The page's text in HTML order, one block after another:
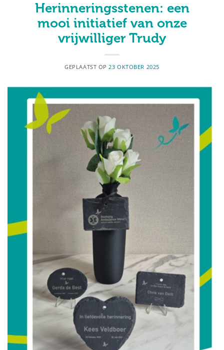
Herinneringsstenen: een
mooi initiatief van onze
vrijwilliger Trudy
GEPLAATST OP 23 OKTOBER 2025